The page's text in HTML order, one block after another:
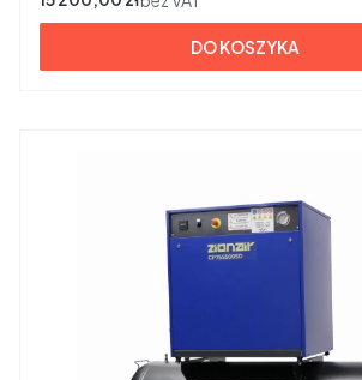
DO KOSZYKA